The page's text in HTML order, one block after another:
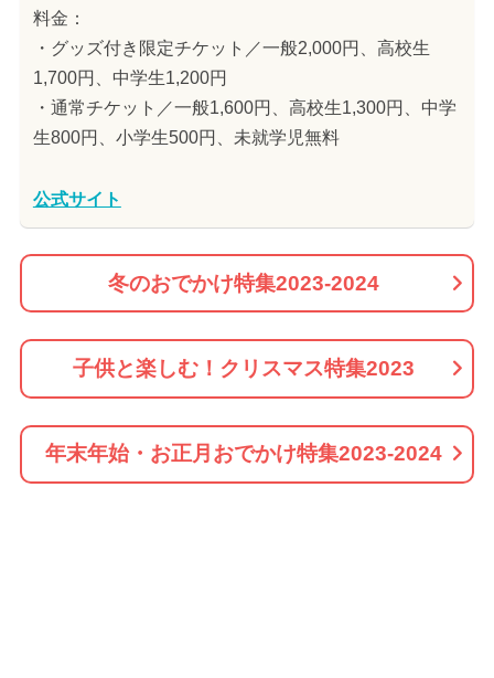
料金：
・グッズ付き限定チケット／一般2,000円、高校生
1,700円、中学生1,200円
・通常チケット／一般1,600円、高校生1,300円、中学
生800円、小学生500円、未就学児無料
公式サイト
冬のおでかけ特集2023-2024
子供と楽しむ！クリスマス特集2023
年末年始・お正月おでかけ特集2023-2024